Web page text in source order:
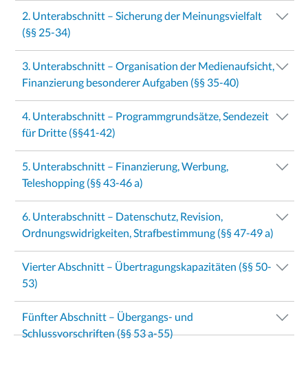
2. Unterabschnitt – Sicherung der Meinungsvielfalt
(§§ 25-34)
3. Unterabschnitt – Organisation der Medienaufsicht,
Finanzierung besonderer Aufgaben (§§ 35-40)
4. Unterabschnitt – Programmgrundsätze, Sendezeit
für Dritte (§§41-42)
5. Unterabschnitt – Finanzierung, Werbung,
Teleshopping (§§ 43-46 a)
6. Unterabschnitt – Datenschutz, Revision,
Ordnungswidrigkeiten, Strafbestimmung (§§ 47-49 a)
Vierter Abschnitt – Übertragungskapazitäten (§§ 50-
53)
Fünfter Abschnitt – Übergangs- und
Schlussvorschriften (§§ 53 a-55)